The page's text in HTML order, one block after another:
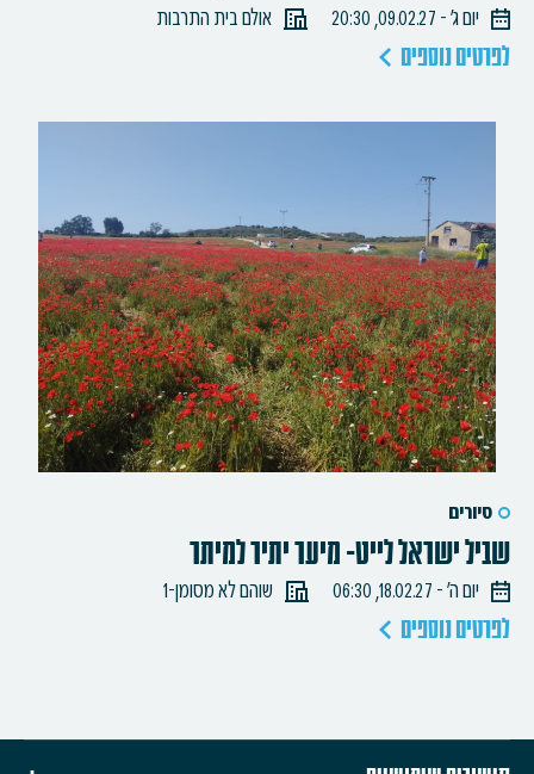
יום ג׳ - 09.02.27, 20:30 אולם בית התרבות
לפרטים נוספים
סיורים
שביל ישראל לייט- מיער יתיר למיתר
יום ה׳ - 18.02.27, 06:30 שוהם לא מסומן-1
לפרטים נוספים